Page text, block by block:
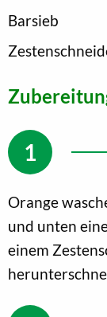
Barsieb
Orange
und unten
einem